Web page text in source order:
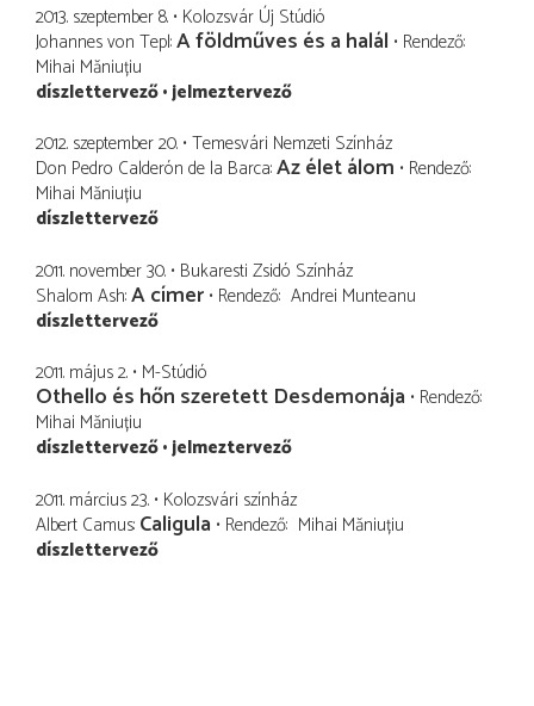
2013. szeptember 8. Kolozsvár Új Stúdió
Johannes von Tepl A földműves és a halál Rendező
Mihai Măniuțiu
díszlettervező jelmeztervező
2012. szeptember 20. Temesvári Nemzeti Színház
Don Pedro Calderón de la Barca Az élet álom Rendező
Mihai Măniuțiu
díszlettervező
2011. november 30. Bukaresti Zsidó Színház
Shalom Ash A címer Rendező Andrei Munteanu
díszlettervező
2011. május 2. M-Stúdió
Othello és hőn szeretett Desdemonája Rendező
Mihai Măniuțiu
díszlettervező jelmeztervező
2011. március 23. Kolozsvári színház
Albert Camus Caligula Rendező Mihai Măniuțiu
díszlettervező